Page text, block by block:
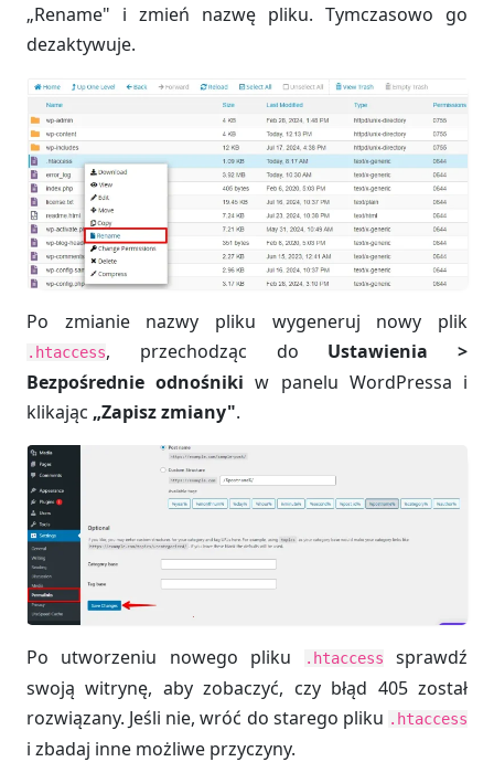
„Rename" i zmień nazwę pliku. Tymczasowo go
dezaktywuje.
Po zmianie nazwy pliku wygeneruj nowy plik
.htaccess, przechodząc do Ustawienia >
Bezpośrednie odnośniki w panelu WordPressa i
klikając „Zapisz zmiany".
Po utworzeniu nowego pliku .htaccess
sprawdź
swoją witrynę, aby zobaczyć, czy błąd 405 został
rozwiązany. Jeśli nie, wróć do starego pliku .htaccess
i zbadaj inne możliwe przyczyny.